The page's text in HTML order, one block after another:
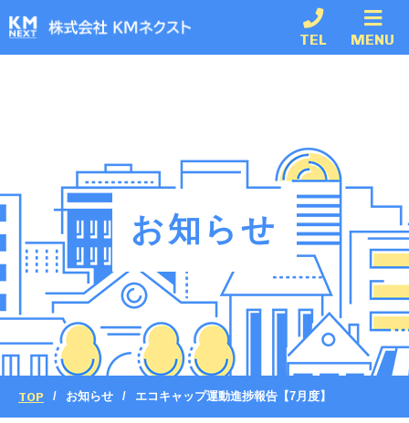
TEL MENU
お知らせ
TOP お知らせ エコキャップ運動進捗報告【7月度】